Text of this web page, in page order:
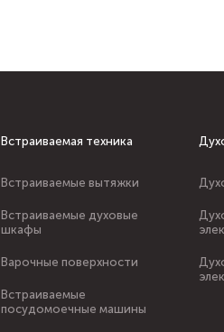
Встраиваемая техника
Встраиваемые вытяжки
Встраиваемые духовые
шкафы
Варочные поверхности
Встраиваемые
посудомоечные машины